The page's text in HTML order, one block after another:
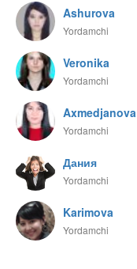
Ashurova
Yordamchi
Veronika
Yordamchi
Axmedjanova
Yordamchi
Дания
Yordamchi
Karimova
Yordamchi